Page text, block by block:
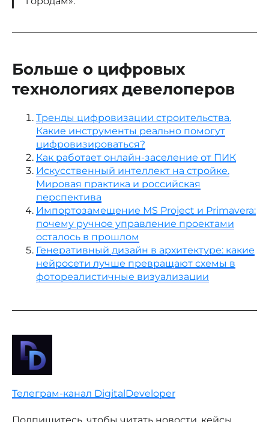
Больше о цифровых
технологиях девелоперов
Тренды цифровизации строительства.
Какие инструменты реально помогут
цифровизироваться?
Как работает онлайн-заселение от ПИК
Искусственный интеллект на стройке.
Мировая практика и российская
перспектива
Импортозамещение MS Project и Primavera:
почему ручное управление проектами
осталось в прошлом
Генеративный дизайн в архитектуре: какие
нейросети лучше превращают схемы в
фотореалистичные визуализации
Телеграм-канал DigitalDeveloper